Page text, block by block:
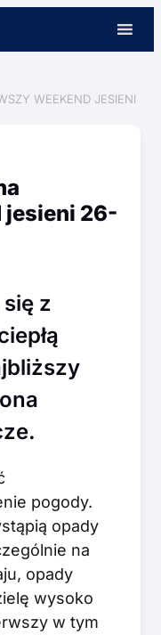
WEEKEND JESIENI
jesieni 26-
z
pogody.
opady
na
opady
wysoko
w tym